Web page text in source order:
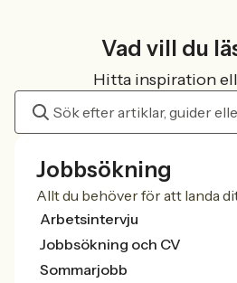
Vad vill du
Hitta inspiration
Jobbsökning
Allt du behöver för att landa
Arbetsintervju
Jobbsökning och CV
Sommarjobb